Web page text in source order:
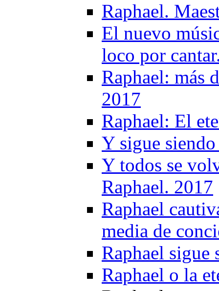
Raphael.
El nuevo
loco por
Raphael: más
2017
Raphael: El
Y sigue
Y todos se
Raphael. 2017
Raphael
media de
Raphael sigue
Raphael o la